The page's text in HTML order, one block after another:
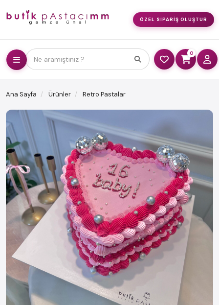
ÖZEL SIPARIŞ OLUŞTUR
Ne aramıştınız ?
0
Ana Sayfa Ürünler Retro Pastalar